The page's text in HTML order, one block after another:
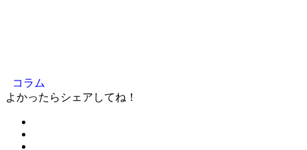
コラム
よかったらシェアしてね！